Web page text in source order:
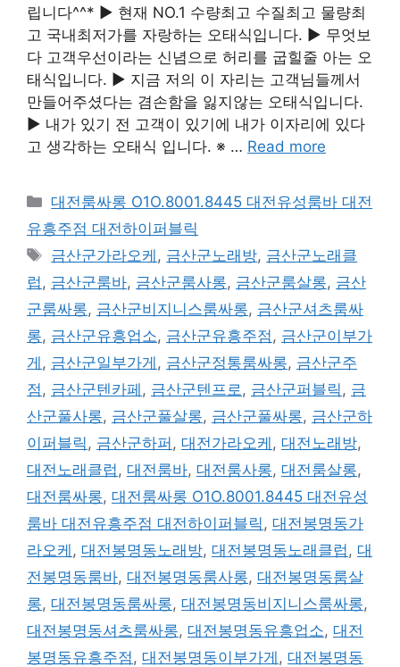
립니다^^* ▶ 현재 NO.1 수량최고 수질최고 물량최
고 국내최저가를 자랑하는 오태식입니다. ▶ 무엇보
다 고객우선이라는 신념으로 허리를 굽힐줄 아는 오
태식입니다. ▶ 지금 저의 이 자리는 고객님들께서
만들어주셨다는 겸손함을 잃지않는 오태식입니다.
▶ 내가 있기 전 고객이 있기에 내가 이자리에 있다
고 생각하는 오태식 입니다. ※ … Read more
카
테
리
대전룸싸롱 O1O.8001.8445 대전유성룸바 대전
유흥주점 대전하이퍼블릭
태
그
금산군가라오케 , 금산군노래방, 금산군노래클
럽, 금산군룸바, 금산군룸사롱, 금산군룸살롱, 금산
군룸싸롱, 금산군비지니스룸싸롱, 금산군셔츠룸싸
롱, 금산군유흥업소, 금산군유흥주점, 금산군이부가
게 , 금산군일부가게 , 금산군정통룸싸롱, 금산군주
점, 금산군텐카페 , 금산군텐프로, 금산군퍼블릭, 금
산군풀사롱, 금산군풀살롱, 금산군풀싸롱, 금산군하
이퍼블릭, 금산군하퍼 , 대전가라오케 , 대전노래방,
대전노래클럽, 대전룸바, 대전룸사롱, 대전룸살롱,
대전룸싸롱, 대전룸싸롱 O1O.8001.8445 대전유성
룸바 대전유흥주점 대전하이퍼블릭, 대전봉명동가
라오케 , 대전봉명동노래방, 대전봉명동노래클럽, 대
전봉명동룸바, 대전봉명동룸사롱, 대전봉명동룸살
롱, 대전봉명동룸싸롱, 대전봉명동비지니스룸싸롱,
대전봉명동셔츠룸싸롱, 대전봉명동유흥업소, 대전
봉명동유흥주점, 대전봉명동이부가게 , 대전봉명동